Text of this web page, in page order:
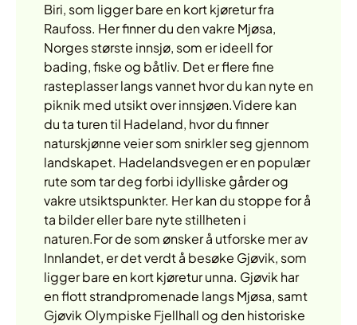
Biri, som ligger bare en kort kjøretur fra
Raufoss. Her finner du den vakre Mjøsa,
Norges største innsjø, som er ideell for
bading, fiske og båtliv. Det er flere fine
rasteplasser langs vannet hvor du kan nyte en
piknik med utsikt over innsjøen.Videre kan
du ta turen til Hadeland, hvor du finner
naturskjønne veier som snirkler seg gjennom
landskapet. Hadelandsvegen er en populær
rute som tar deg forbi idylliske gårder og
vakre utsiktspunkter. Her kan du stoppe for å
ta bilder eller bare nyte stillheten i
naturen.For de som ønsker å utforske mer av
Innlandet, er det verdt å besøke Gjøvik, som
ligger bare en kort kjøretur unna. Gjøvik har
en flott strandpromenade langs Mjøsa, samt
Gjøvik Olympiske Fjellhall og den historiske